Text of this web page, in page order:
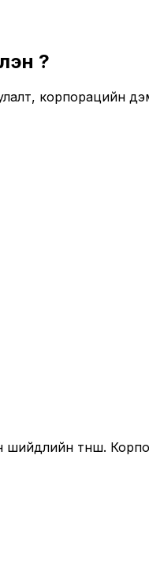
үү?
корпорацийн
шийдлийн түнш.